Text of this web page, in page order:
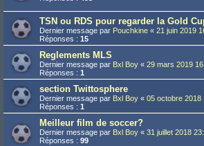
TSN ou RDS pour regarder la Gold
Dernier message par Pouchkine « 21 juin 2019
Réponses : 15
Reglements MLS
Dernier message par Bxl Boy « 29 mars 2019
Réponses : 1
section Twittosphere
Dernier message par Bxl Boy « 05 octobre 2018
Réponses : 1
Meilleur film de soccer?
Dernier message par Bxl Boy « 31 juillet 2018
Réponses : 99